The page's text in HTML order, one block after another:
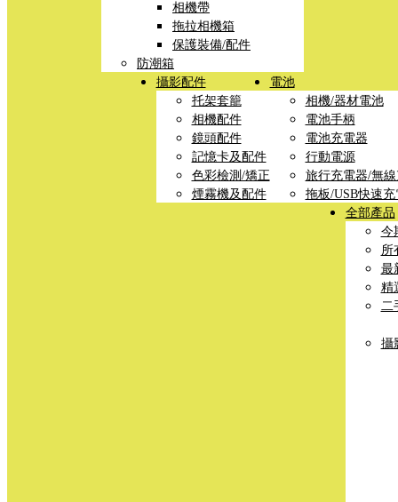
相機帶
拖拉相機箱
保護裝備/配件
防潮箱
攝影配件
托架套籠
相機配件
鏡頭配件
記憶卡及配件
色彩檢測/矯正
煙霧機及配件
電池
相機/器材電池
電池手柄
電池充電器
行動電源
旅行充電器/無
拖板/USB快速充
全部產品
今
所
最
精
二
攝